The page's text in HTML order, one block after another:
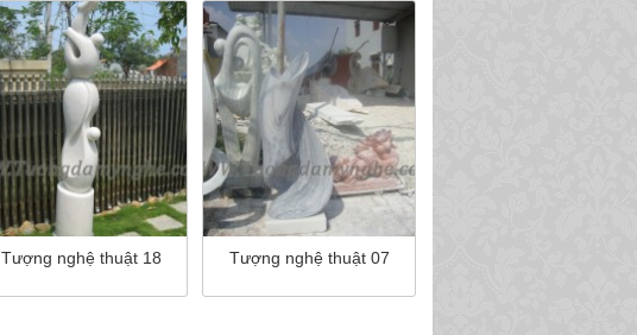
Tượng nghệ thuật 18 Tượng nghệ thuật 07